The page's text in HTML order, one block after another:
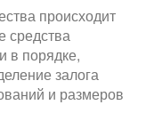
происходит
средства
в порядке,
залога
и размеров